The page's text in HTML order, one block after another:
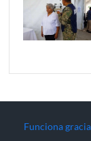
Funciona